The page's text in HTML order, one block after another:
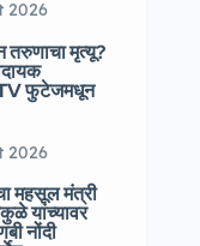
2026
तरुणाचा मृत्यू?
फुटेजमधून
2026
महसूल मंत्री
यांच्यावर
नोंदी